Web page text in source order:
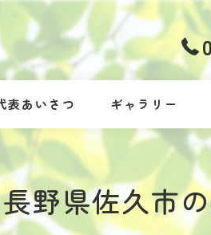
表あいさつ ギャラリー
野県佐久市